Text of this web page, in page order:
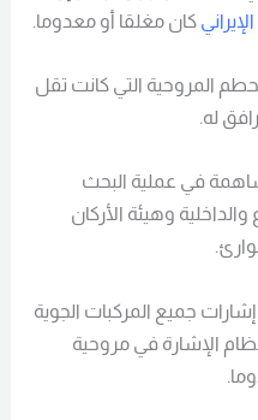
كان مغلقا أو معدوما.
المروحية التي كانت تقل
له.
في عملية البحث
والداخلية وهيئة الأركان
إشارات جميع المركبات الجوية
الإشارة في مروحية